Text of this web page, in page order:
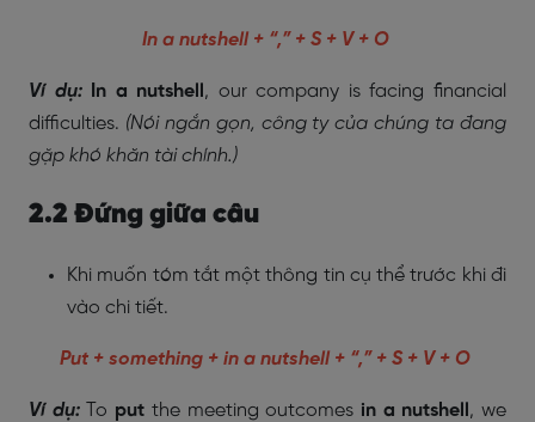
In a nutshell + “,” + S + V + O
Ví dụ: In a nutshell , our company is facing financial
difficulties. (Nói ngắn gọn, công ty của chúng ta đang
gặp khó khăn tài chính.)
2.2 Đứng giữa câu
Khi muốn tóm tắt một thông tin cụ thể trước khi đi
vào chi tiết.
Put + something + in a nutshell + “,” + S + V + O
Ví dụ:To put the meeting outcomes in a nutshell , we